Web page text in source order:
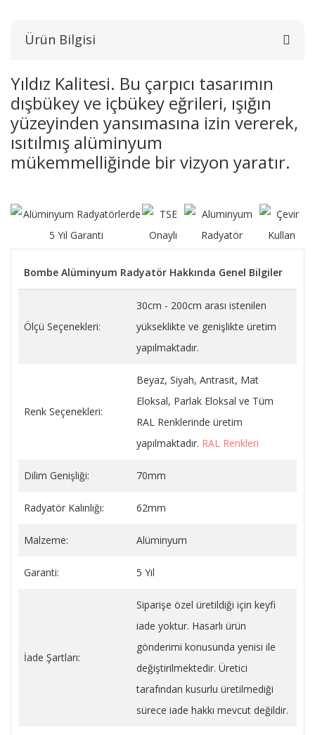
Ürün Bilgisi
Yıldız Kalitesi. Bu çarpıcı tasarımın
dışbükey ve içbükey eğrileri, ışığın
yüzeyinden yansımasına izin vererek,
ısıtılmış alüminyum
mükemmelliğinde bir vizyon yaratır.
Bombe Alüminyum Radyatör Hakkında Genel Bilgiler
Ölçü Seçenekleri:
30cm - 200cm arası istenilen
yükseklikte ve genişlikte üretim
yapılmaktadır.
Renk Seçenekleri:
Beyaz, Siyah, Antrasit, Mat
Eloksal, Parlak Eloksal ve Tüm
RAL Renklerinde üretim
yapılmaktadır. RAL Renkleri
Dilim Genişliği: 70mm
Radyatör Kalınlığı: 62mm
Malzeme: Alüminyum
Garanti: 5 Yıl
İade Şartları:
Siparişe özel üretildiği için keyfi
iade yoktur. Hasarlı ürün
gönderimi konusunda yenisi ile
değiştirilmektedir. Üretici
tarafından kusurlu üretilmediği
sürece iade hakkı mevcut değildir.